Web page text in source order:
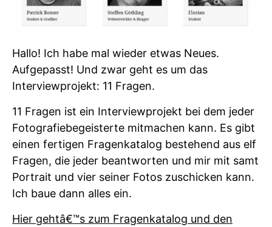
Hallo! Ich habe mal wieder etwas Neues.
Aufgepasst! Und zwar geht es um das
Interviewprojekt: 11 Fragen.
11 Fragen ist ein Interviewprojekt bei dem jeder
Fotografiebegeisterte mitmachen kann. Es gibt
einen fertigen Fragenkatalog bestehend aus elf
Fragen, die jeder beantworten und mir mit samt
Portrait und vier seiner Fotos zuschicken kann.
Ich baue dann alles ein.
Hier gehtâ€™s zum Fragenkatalog und den